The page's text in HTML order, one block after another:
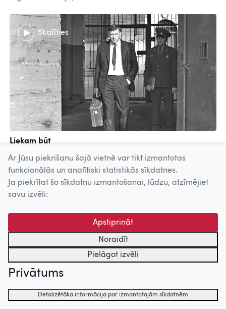
Skatīties
Liekam būt
Rīgas kinostudija, 1976
Uz augšu
© 2026 Nacionālais Kino centrs, Kultūras informācijas sistēmu
centrs. Sadarbības partneris: Latvijas Valsts
kinofotofonodokumentu arhīvs.
Ar Jūsu piekrišanu šajā vietnē var tikt izmantotas
funkcionālās un analītiski statistikās sīkdatnes.
Ja piekrītat šo sīkdatņu izmantošanai, lūdzu, atzīmējiet
savu izvēli:
Apstiprināt
Noraidīt
Pielāgot izvēli
Privātums
Detalizētāka informācija par izmantotajām sīkdatnēm